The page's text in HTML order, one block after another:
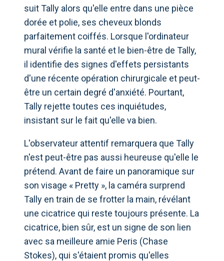
suit Tally alors qu'elle entre dans une pièce
dorée et polie, ses cheveux blonds
parfaitement coiffés. Lorsque l'ordinateur
mural vérifie la santé et le bien-être de Tally,
il identifie des signes d'effets persistants
d'une récente opération chirurgicale et peut-
être un certain degré d'anxiété. Pourtant,
Tally rejette toutes ces inquiétudes,
insistant sur le fait qu'elle va bien.
L'observateur attentif remarquera que Tally
n'est peut-être pas aussi heureuse qu'elle le
prétend. Avant de faire un panoramique sur
son visage « Pretty », la caméra surprend
Tally en train de se frotter la main, révélant
une cicatrice qui reste toujours présente. La
cicatrice, bien sûr, est un signe de son lien
avec sa meilleure amie Peris (Chase
Stokes), qui s'étaient promis qu'elles